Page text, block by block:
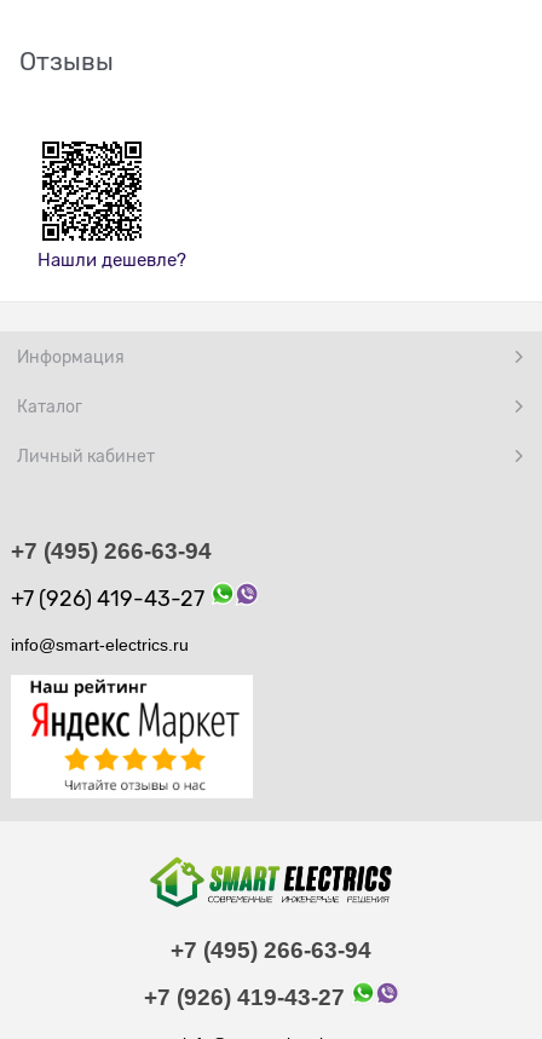
Отзывы
Нашли дешевле?
Информация
Каталог
Личный кабинет
+7 (495) 266-63-94
+7 (926) 419-43-27
info@smart-electrics.ru
+7 (495) 266-63-94
+7 (926) 419-43-27